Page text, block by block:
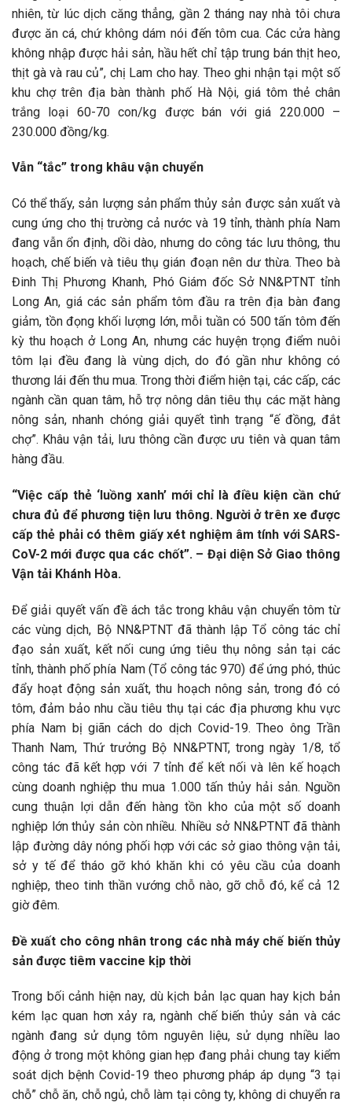
nhiên, từ lúc dịch căng thẳng, gần 2 tháng nay nhà tôi chưa
được ăn cá, chứ không dám nói đến tôm cua. Các cửa hàng
không nhập được hải sản, hầu hết chỉ tập trung bán thịt heo,
thịt gà và rau củ”, chị Lam cho hay. Theo ghi nhận tại một số
khu chợ trên địa bàn thành phố Hà Nội, giá tôm thẻ chân
trắng loại 60-70 con/kg được bán với giá 220.000 –
230.000 đồng/kg.
Vẫn “tắc” trong khâu vận chuyển
Có thể thấy, sản lượng sản phẩm thủy sản được sản xuất và
cung ứng cho thị trường cả nước và 19 tỉnh, thành phía Nam
đang vẫn ổn định, dồi dào, nhưng do công tác lưu thông, thu
hoạch, chế biến và tiêu thụ gián đoạn nên dư thừa. Theo bà
Đinh Thị Phương Khanh, Phó Giám đốc Sở NN&PTNT tỉnh
Long An, giá các sản phẩm tôm đầu ra trên địa bàn đang
giảm, tồn đọng khối lượng lớn, mỗi tuần có 500 tấn tôm đến
kỳ thu hoạch ở Long An, nhưng các huyện trọng điểm nuôi
tôm lại đều đang là vùng dịch, do đó gần như không có
thương lái đến thu mua. Trong thời điểm hiện tại, các cấp, các
ngành cần quan tâm, hỗ trợ nông dân tiêu thụ các mặt hàng
nông sản, nhanh chóng giải quyết tình trạng “ế đồng, đắt
chợ”. Khâu vận tải, lưu thông cần được ưu tiên và quan tâm
hàng đầu.
“Việc cấp thẻ ‘luồng xanh’ mới chỉ là điều kiện cần chứ
chưa đủ để phương tiện lưu thông. Người ở trên xe được
cấp thẻ phải có thêm giấy xét nghiệm âm tính với SARS-
CoV-2 mới được qua các chốt”. – Đại diện Sở Giao thông
Vận tải Khánh Hòa.
Để giải quyết vấn đề ách tắc trong khâu vận chuyển tôm từ
các vùng dịch, Bộ NN&PTNT đã thành lập Tổ công tác chỉ
đạo sản xuất, kết nối cung ứng tiêu thụ nông sản tại các
tỉnh, thành phố phía Nam (Tổ công tác 970) để ứng phó, thúc
đẩy hoạt động sản xuất, thu hoạch nông sản, trong đó có
tôm, đảm bảo nhu cầu tiêu thụ tại các địa phương khu vực
phía Nam bị giãn cách do dịch Covid-19. Theo ông Trần
Thanh Nam, Thứ trưởng Bộ NN&PTNT, trong ngày 1/8, tổ
công tác đã kết hợp với 7 tỉnh để kết nối và lên kế hoạch
cùng doanh nghiệp thu mua 1.000 tấn thủy hải sản. Nguồn
cung thuận lợi dẫn đến hàng tồn kho của một số doanh
nghiệp lớn thủy sản còn nhiều. Nhiều sở NN&PTNT đã thành
lập đường dây nóng phối hợp với các sở giao thông vận tải,
sở y tế để tháo gỡ khó khăn khi có yêu cầu của doanh
nghiệp, theo tinh thần vướng chỗ nào, gỡ chỗ đó, kể cả 12
giờ đêm.
Đề xuất cho công nhân trong các nhà máy chế biến thủy
sản được tiêm vaccine kịp thời
Trong bối cảnh hiện nay, dù kịch bản lạc quan hay kịch bản
kém lạc quan hơn xảy ra, ngành chế biến thủy sản và các
ngành đang sử dụng tôm nguyên liệu, sử dụng nhiều lao
động ở trong một không gian hẹp đang phải chung tay kiểm
soát dịch bệnh Covid-19 theo phương pháp áp dụng “3 tại
chỗ” chỗ ăn, chỗ ngủ, chỗ làm tại công ty, không di chuyển ra